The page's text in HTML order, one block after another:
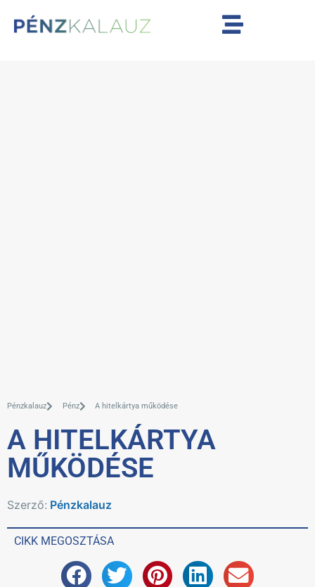
Pénzkalauz Pénz A hitelkártya működése
A HITELKÁRTYA
MŰKÖDÉSE
Szerző: Pénzkalauz
CIKK MEGOSZTÁSA